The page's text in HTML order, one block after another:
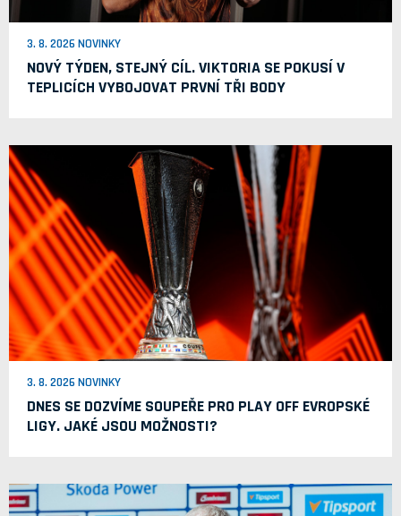
3. 8. 2026 NOVINKY
NOVÝ TÝDEN, STEJNÝ CÍL. VIKTORIA SE POKUSÍ V
TEPLICÍCH VYBOJOVAT PRVNÍ TŘI BODY
3. 8. 2026 NOVINKY
DNES SE DOZVÍME SOUPEŘE PRO PLAY OFF EVROPSKÉ
LIGY. JAKÉ JSOU MOŽNOSTI?